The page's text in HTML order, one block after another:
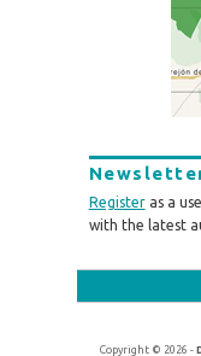
Registeras a
with the latest
Copyright © 2026 -